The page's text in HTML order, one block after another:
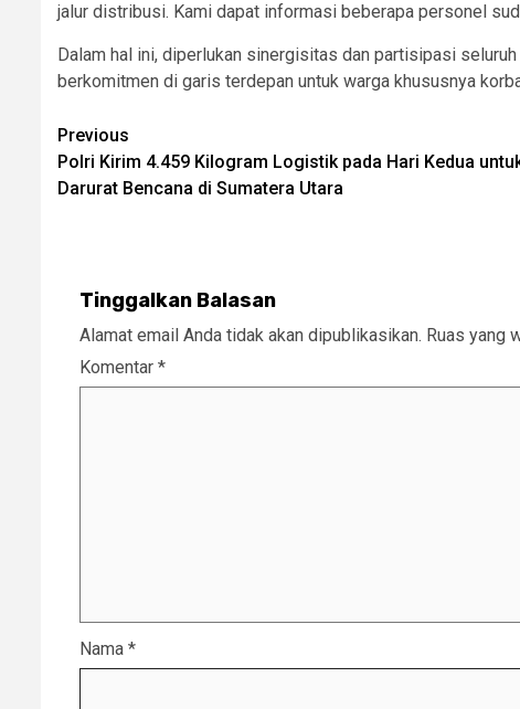
jalur distribusi. Kami dapat informasi beberapa personel
Dalam hal ini, diperlukan sinergisitas dan partisipasi
berkomitmen di garis terdepan untuk warga khususnya
Post
navigation
Previous
Polri Kirim 4.459 Kilogram Logistik pada Hari Kedua
Darurat Bencana di Sumatera Utara
Tinggalkan Balasan
Alamat email Anda tidak akan dipublikasikan. Ruas yang
Komentar *
Nama *